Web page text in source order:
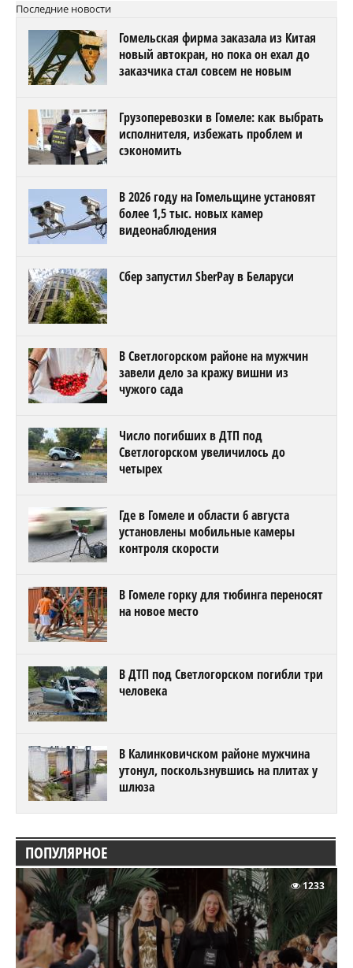
Последние новости
Гомельская фирма заказала из Китая
новый автокран, но пока он ехал до
заказчика стал совсем не новым
Грузоперевозки в Гомеле: как выбрать
исполнителя, избежать проблем и
сэкономить
В 2026 году на Гомельщине установят
более 1,5 тыс. новых камер
видеонаблюдения
Сбер запустил SberPay в Беларуси
В Светлогорском районе на мужчин
завели дело за кражу вишни из
чужого сада
Число погибших в ДТП под
Светлогорском увеличилось до
четырех
Где в Гомеле и области 6 августа
установлены мобильные камеры
контроля скорости
В Гомеле горку для тюбинга переносят
на новое место
В ДТП под Светлогорском погибли три
человека
В Калинковичском районе мужчина
утонул, поскользнувшись на плитах у
шлюза
ПОПУЛЯРНОЕ
1233